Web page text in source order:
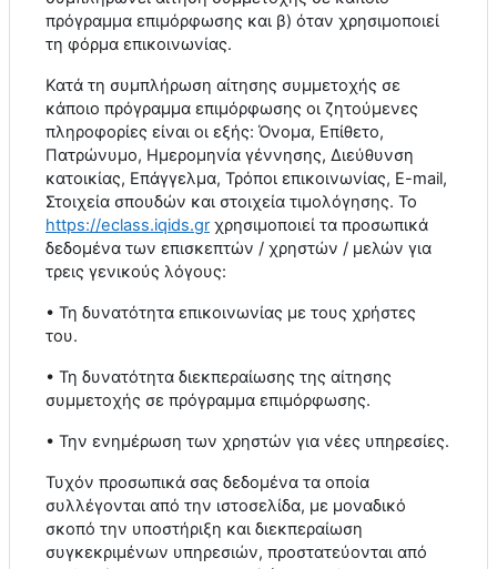
πρόγραμμα επιμόρφωσης και β) όταν χρησιμοποιεί
τη φόρμα επικοινωνίας.
Κατά τη συμπλήρωση αίτησης συμμετοχής σε
κάποιο πρόγραμμα επιμόρφωσης οι ζητούμενες
πληροφορίες είναι οι εξής: Όνομα, Επίθετο,
Πατρώνυμο, Ημερομηνία γέννησης, Διεύθυνση
κατοικίας, Επάγγελμα, Τρόποι επικοινωνίας, E-mail,
Στοιχεία σπουδών και στοιχεία τιμολόγησης. Το
https://eclass.iqids.grχρησιμοποιεί τα προσωπικά
δεδομένα των επισκεπτών / χρηστών / μελών για
τρεις γενικούς λόγους:
• Τη δυνατότητα επικοινωνίας με τους χρήστες
του.
• Τη δυνατότητα διεκπεραίωσης της αίτησης
συμμετοχής σε πρόγραμμα επιμόρφωσης.
• Την ενημέρωση των χρηστών για νέες υπηρεσίες.
Τυχόν προσωπικά σας δεδομένα τα οποία
συλλέγονται από την ιστοσελίδα, με μοναδικό
σκοπό την υποστήριξη και διεκπεραίωση
συγκεκριμένων υπηρεσιών, προστατεύονται από